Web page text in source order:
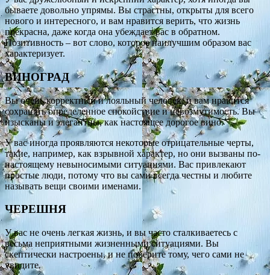
бываете довольно упрямы. Вы страстны, открыты для всего
нового и интересного, и вам нравится верить, что жизнь
прекрасна, даже когда она убеждает вас в обратном.
Позитивность – вот слово, которое наилучшим образом вас
характеризует.
ВИНОГРАД
Вы очень корректный и лояльный человек, и вам нравится
сохранять определенное спокойствие и невозмутимость. Вы
изысканы и элегантны, как настоящее дорогое вино.
У вас иногда проявляются некоторые отрицательные черты,
такие, например, как взрывной характер, но они вызваны по-
настоящему невыносимыми ситуациями. Вас привлекают
простые люди, потому что вы сами всегда честны и любите
называть вещи своими именами.
ЧЕРЕШНЯ
У вас не очень легкая жизнь, и вы часто сталкиваетесь с
весьма неприятными жизненными ситуациями. Вы
скептически настроены, и не поверите тому, чего сами не
увидите.